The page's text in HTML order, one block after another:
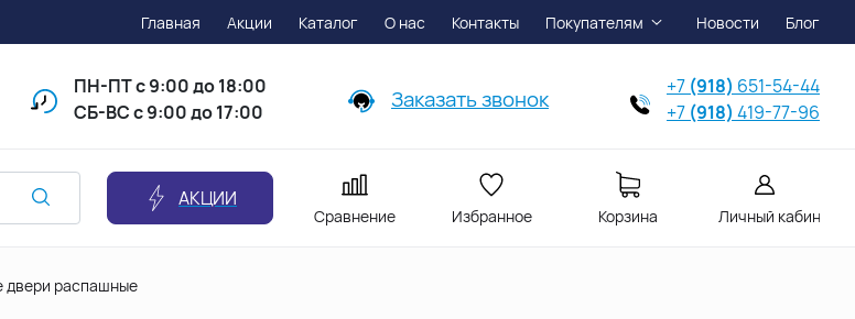
Главная Акции Каталог О нас Контакты Покупателям Новости Блог
ПН-ПТс 9:00 до 18:00
СБ-ВС с 9:00 до 17:00
Заказать звонок +7 (918) 651-54-44
+7 (918) 419-77-96
АКЦИИ
Сравнение Избранное Корзина Личный кабинет
двери распашные